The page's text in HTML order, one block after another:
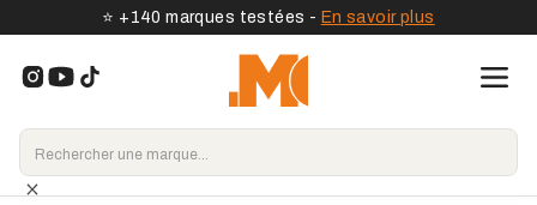
⭐️ +140 marques testées - En savoir plus